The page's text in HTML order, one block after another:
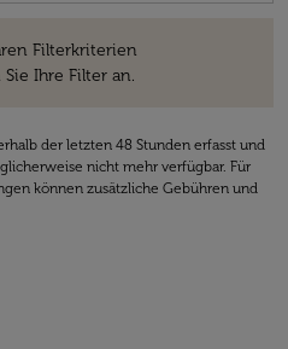
Filterkriterien
Ihre Filter an.
der letzten 48 Stunden erfasst und
nicht mehr verfügbar. Für
können zusätzliche Gebühren und